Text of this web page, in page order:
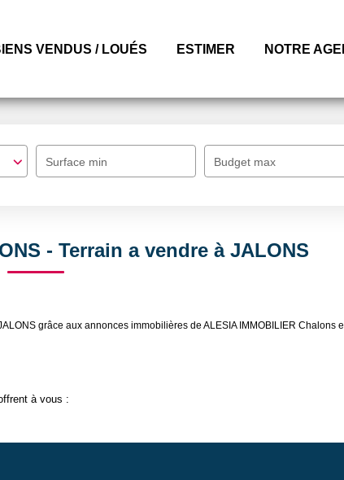
VENDUS / LOUÉS ESTIMER NOTRE
Surface min Budget max
- Terrain a vendre à JALONS
grâce aux annonces immobilières de ALESIA IMMOBILIER Chalons
à vous :